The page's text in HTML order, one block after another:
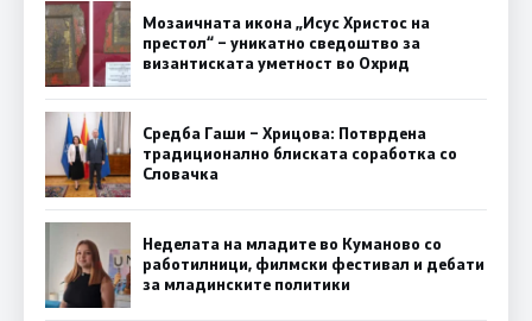
Мозаичната икона „Исус Христос на
престол“ – уникатно сведоштво за
византиската уметност во Охрид
Средба Гаши – Хрицова: Потврдена
традиционално блиската соработка со
Словачка
Неделата на младите во Куманово со
работилници, филмски фестивал и дебати
за младинските политики